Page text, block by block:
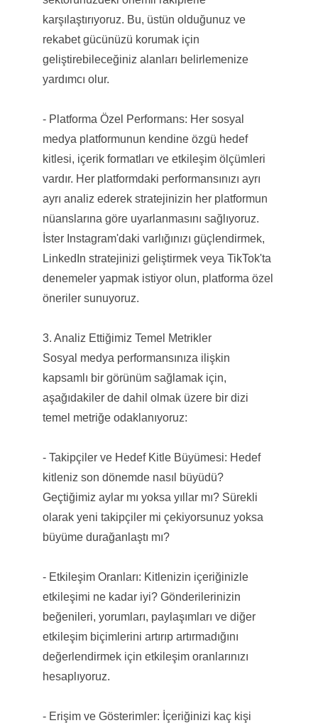
karşılaştırıyoruz. Bu, üstün olduğunuz ve
rekabet gücünüzü korumak için
geliştirebileceğiniz alanları belirlemenize
yardımcı olur.
- Platforma Özel Performans: Her sosyal
medya platformunun kendine özgü hedef
kitlesi, içerik formatları ve etkileşim ölçümleri
vardır. Her platformdaki performansınızı ayrı
ayrı analiz ederek stratejinizin her platformun
nüanslarına göre uyarlanmasını sağlıyoruz.
İster Instagram'daki varlığınızı güçlendirmek,
LinkedIn stratejinizi geliştirmek veya TikTok'ta
denemeler yapmak istiyor olun, platforma özel
öneriler sunuyoruz.
3. Analiz Ettiğimiz Temel Metrikler
Sosyal medya performansınıza ilişkin
kapsamlı bir görünüm sağlamak için,
aşağıdakiler de dahil olmak üzere bir dizi
temel metriğe odaklanıyoruz:
- Takipçiler ve Hedef Kitle Büyümesi: Hedef
kitleniz son dönemde nasıl büyüdü?
Geçtiğimiz aylar mı yoksa yıllar mı? Sürekli
olarak yeni takipçiler mi çekiyorsunuz yoksa
büyüme durağanlaştı mı?
- Etkileşim Oranları: Kitlenizin içeriğinizle
etkileşimi ne kadar iyi? Gönderilerinizin
beğenileri, yorumları, paylaşımları ve diğer
etkileşim biçimlerini artırıp artırmadığını
değerlendirmek için etkileşim oranlarınızı
hesaplıyoruz.
- Erişim ve Gösterimler: İçeriğinizi kaç kişi